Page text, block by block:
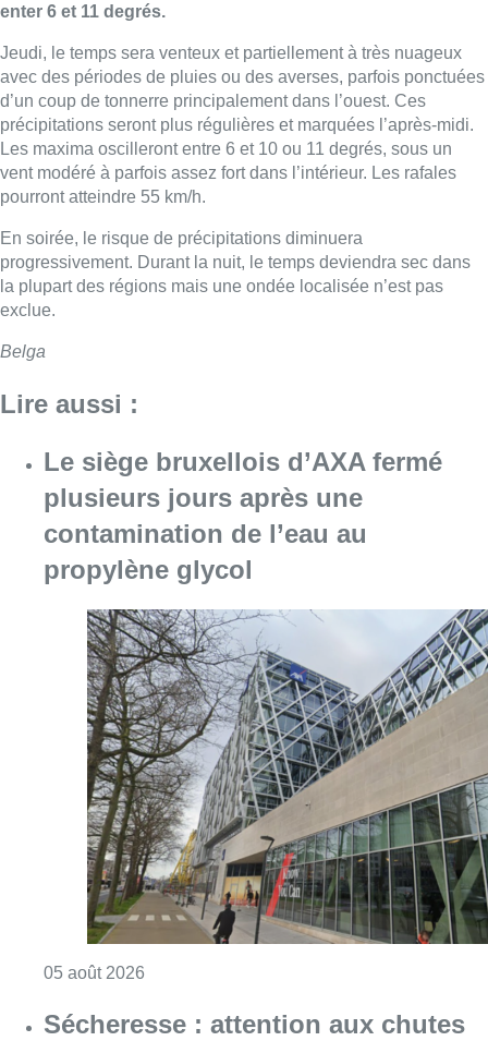
enter 6 et 11 degrés.
Jeudi, le temps sera venteux et partiellement à très nuageux
avec des périodes de pluies ou des averses, parfois ponctuées
d’un coup de tonnerre principalement dans l’ouest. Ces
précipitations seront plus régulières et marquées l’après-midi.
Les maxima oscilleront entre 6 et 10 ou 11 degrés, sous un
vent modéré à parfois assez fort dans l’intérieur. Les rafales
pourront atteindre 55 km/h.
En soirée, le risque de précipitations diminuera
progressivement. Durant la nuit, le temps deviendra sec dans
la plupart des régions mais une ondée localisée n’est pas
exclue.
Belga
Lire aussi :
Le siège bruxellois d’AXA fermé
plusieurs jours après une
contamination de l’eau au
propylène glycol
05 août 2026
Sécheresse : attention aux chutes